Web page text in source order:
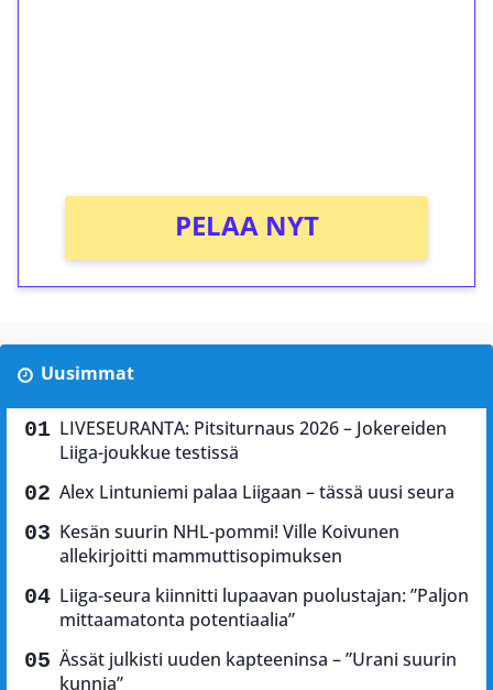
PELAA NYT
Uusimmat
LIVESEURANTA: Pitsiturnaus 2026 – Jokereiden
Liiga-joukkue testissä
Alex Lintuniemi palaa Liigaan – tässä uusi seura
Kesän suurin NHL-pommi! Ville Koivunen
allekirjoitti mammuttisopimuksen
Liiga-seura kiinnitti lupaavan puolustajan: ”Paljon
mittaamatonta potentiaalia”
Ässät julkisti uuden kapteeninsa – ”Urani suurin
kunnia”